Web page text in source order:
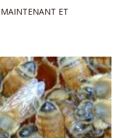
ET